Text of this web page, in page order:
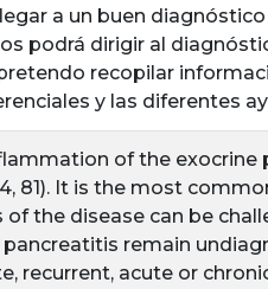
a un buen
podrá dirigir al
recopilar
y las diferentes
of the exocrine
81). It is the most
of the disease can be
remain
recurrent, acute or